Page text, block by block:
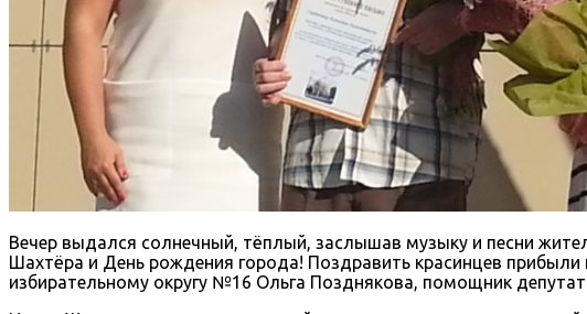
Вечер выдался солнечный, тёплый, заслышав музыку и песни
Шахтёра и День рождения города! Поздравить красинцев
избирательному округу №16 Ольга Позднякова, помощник